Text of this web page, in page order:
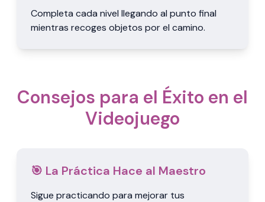
Completa cada nivel llegando al punto final
mientras recoges objetos por el camino.
Consejos para el Éxito en el
Videojuego
🎯 La Práctica Hace al Maestro
Sigue practicando para mejorar tus